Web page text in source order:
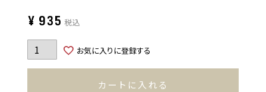
¥ 935 税込
お気に入りに登録する
カートに入れる